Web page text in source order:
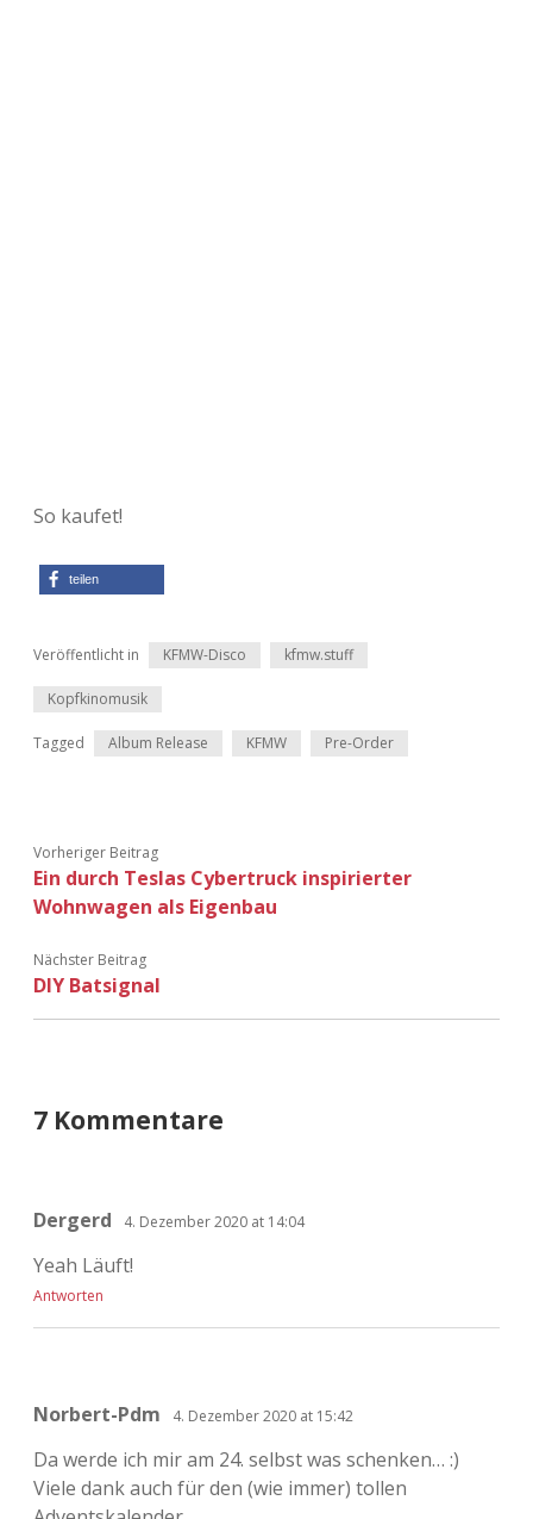
So kaufet!
teilen
Veröffentlicht in KFMW-Disco kfmw.stuff
Kopfkinomusik
Tagged Album Release KFMW Pre-Order
Vorheriger Beitrag
Ein durch Teslas Cybertruck inspirierter
Wohnwagen als Eigenbau
Nächster Beitrag
DIY Batsignal
7 Kommentare
Dergerd 4. Dezember 2020 at 14:04
Yeah Läuft!
Antworten
Norbert-Pdm 4. Dezember 2020 at 15:42
Da werde ich mir am 24. selbst was schenken… :)
Viele dank auch für den (wie immer) tollen